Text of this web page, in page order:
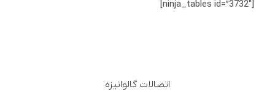
[ninja_tables id=”3732″]
اتصالات گالوانیزه